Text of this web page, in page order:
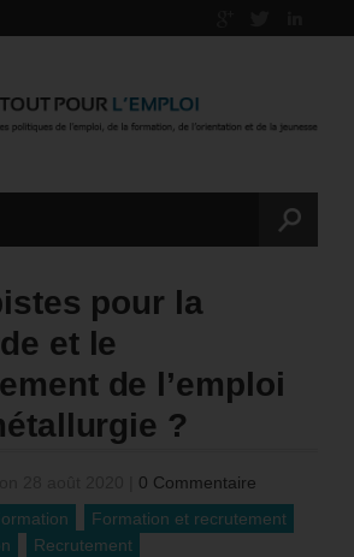
pour la
et le
de l’emploi
?
0 Commentaire
Formation et recrutement
Recrutement